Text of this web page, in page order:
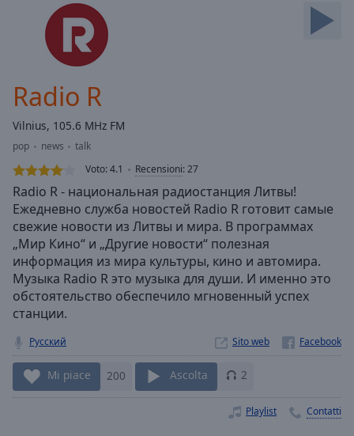
Loaded:
0.00%
Stream
Type LIVE
Seek to
live,
currently
behind
liveLIVE
Remaining
Time-
Playback
Rate
Chapters
Radio R
Vilnius, 105.6 MHz FM
pop news
talk
Voto:4.1 Recensioni:27
Radio R - национальная радиостанция Литвы!
Ежедневно служба новостей Radio R готовит самые
свежие новости из Литвы и мира. В программах
„Мир Кино“ и „Другие новости“ полезная
информация из мира культуры, кино и автомира.
Музыка Radio R это музыка для души. И именно это
обстоятельство обеспечило мгновенный успех
станции.
Русский Sito web
Mi piace 200 Ascolta 2
Playlist Contatti